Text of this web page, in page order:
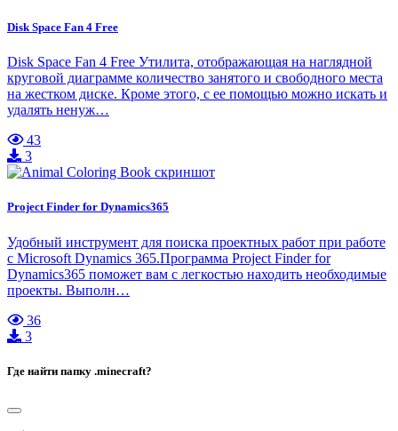
Disk Space Fan 4 Free
Disk Space Fan 4 Free Утилита, отображающая на наглядной
круговой диаграмме количество занятого и свободного места
на жестком диске. Кроме этого, с ее помощью можно искать и
удалять ненуж…
43
3
Project Finder for Dynamics365
Удобный инструмент для поиска проектных работ при работе
с Microsoft Dynamics 365.Программа Project Finder for
Dynamics365 поможет вам с легкостью находить необходимые
проекты. Выполн…
36
3
Где найти папку .minecraft?